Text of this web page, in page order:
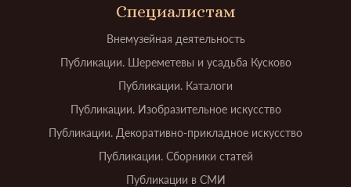
Специалистам
Внемузейная деятельность
Публикации. Шереметевы и усадьба Кусково
Публикации. Каталоги
Публикации. Изобразительное искусство
Публикации. Декоративно-прикладное искусство
Публикации. Сборники статей
Публикации в СМИ